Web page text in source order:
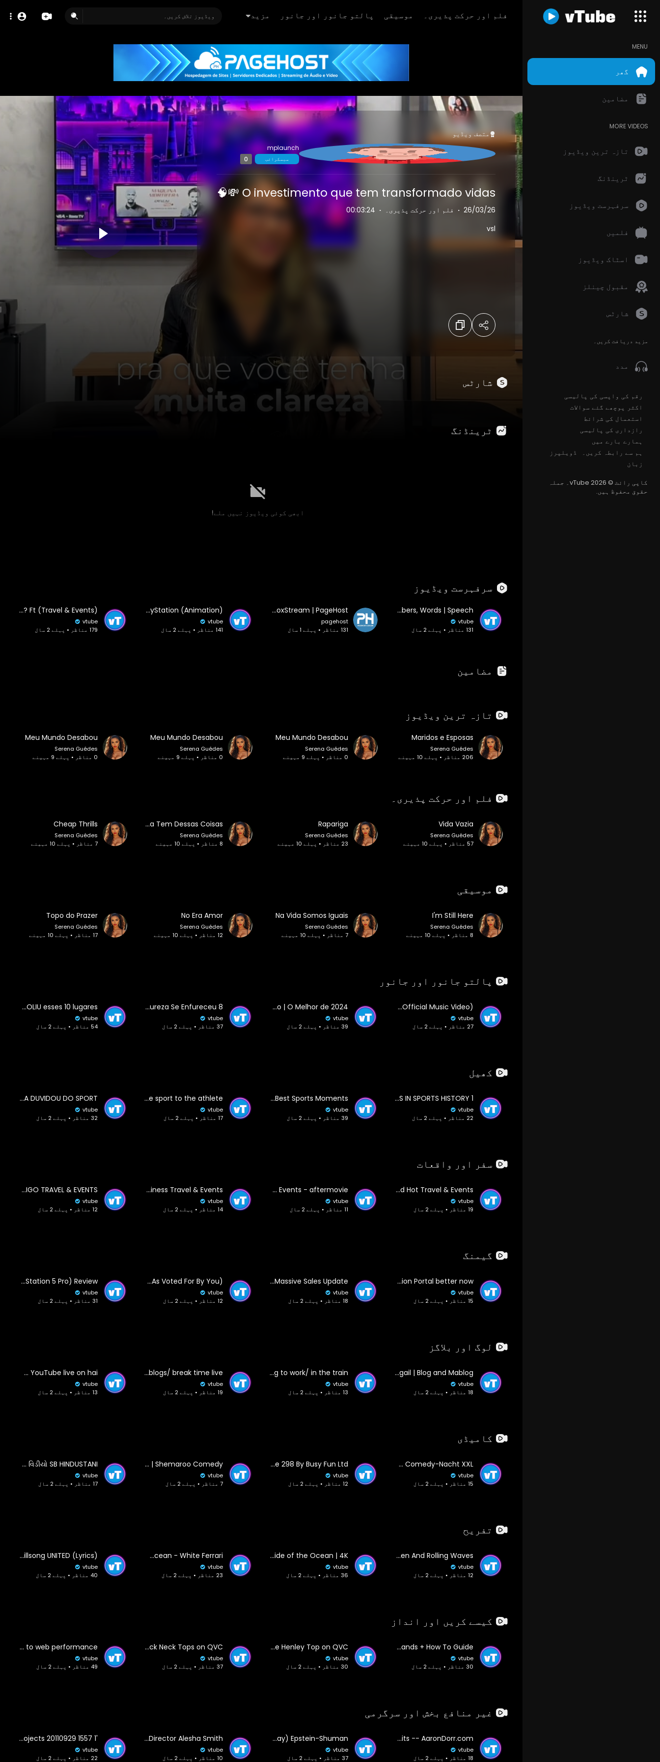
فلم اور حرکت پذیری۔ موسیقی پالتو جانور اور جانور مزید
MENU
گھر
مضامین
MORE VIDEOS
تازہ ترین ویڈیوز
ٹرینڈنگ
سرفہرست ویڈیوز
فلمیں
اسٹاک ویڈیوز
مقبول چینلز
شارٹس
مزید دریافت کریں۔
مدد
رقم کی واپسی کی پالیسی
اکثر پوچھے گئے سوالات
استعمال کی شرائط
رازداری کی پالیسی
ہمارے بارے میں
ہم سے رابطہ کریں۔
ڈویلپرز
زبان
کاپی رائٹ © 2026 vTube۔ جملہ
حقوق محفوظ ہیں.
متصف ویڈیو
mplaunch
سبسکرائب 0
O investimento que tem transformado vidas 💸🧠
26/03/26
· فلم اور حرکت پذیری۔ ·
00:03:24
vsl
شارٹس
ٹرینڈنگ
ابھی کوئی ویڈیوز نہیں ملے!
سرفہرست ویڈیوز
What Is The YouTube Category? Ft (Travel & Events)
vtube
179 مناظر • پہلے 2 سال
Evolution of PlayStation (Animation)
vtube
141 مناظر • پہلے 2 سال
Apresentação do Painel de Streaming de Áudio VoxStream | PageHost
pagehost
131 مناظر • پہلے 1 سال
Learning Videos for Toddlers | Animal Sounds, Farm Animals, Learn Colors, Numbers, Words | Speech
vtube
131 مناظر • پہلے 2 سال
مضامین
تازہ ترین ویڈیوز
Meu Mundo Desabou
Serena Guédes
0 مناظر • پہلے 9 مہینے
Meu Mundo Desabou
Serena Guédes
0 مناظر • پہلے 9 مہینے
Meu Mundo Desabou
Serena Guédes
0 مناظر • پہلے 9 مہینے
Maridos e Esposas
Serena Guédes
206 مناظر • پہلے 10 مہینے
فلم اور حرکت پذیری۔
Cheap Thrills
Serena Guédes
7 مناظر • پہلے 10 مہینے
A Vida Tem Dessas Coisas
Serena Guédes
8 مناظر • پہلے 10 مہینے
Rapariga
Serena Guédes
23 مناظر • پہلے 10 مہینے
Vida Vazia
Serena Guédes
57 مناظر • پہلے 10 مہینے
موسیقی
Topo do Prazer
Serena Guédes
17 مناظر • پہلے 10 مہینے
No Era Amor
Serena Guédes
12 مناظر • پہلے 10 مہینے
Na Vida Somos Iguais
Serena Guédes
7 مناظر • پہلے 10 مہینے
I'm Still Here
Serena Guédes
8 مناظر • پہلے 10 مہینے
پالتو جانور اور جانور
A natureza ENGOLIU esses 10 lugares
vtube
54 مناظر • پہلے 2 سال
8 Momentos em Que a Mãe Natureza Se Enfureceu
vtube
37 مناظر • پہلے 2 سال
Momentos na Natureza Que Acontecem uma Vez em um Bilhão | O Melhor de 2024
vtube
39 مناظر • پہلے 2 سال
Tino Militina - Natureza (Official Music Video)
vtube
27 مناظر • پہلے 2 سال
کھیل
OLHA O QUE ACONTECEU QUANDO A MÍDIA DUVIDOU DO SPORT
vtube
32 مناظر • پہلے 2 سال
Match the sport to the athlete!
vtube
17 مناظر • پہلے 2 سال
World's Best Sports Moments!
vtube
39 مناظر • پہلے 2 سال
1 IN A MILLION MOMENTS IN SPORTS HISTORY
vtube
22 مناظر • پہلے 2 سال
سفر اور واقعات
Top Best Countries to Travel to Latin America / INDIGO TRAVEL & EVENTS
vtube
12 مناظر • پہلے 2 سال
SMT Business Travel & Events
vtube
14 مناظر • پہلے 2 سال
KRAKOVANJE 2015 powered by Rapsody Travel & Events - aftermovie
vtube
11 مناظر • پہلے 2 سال
Red Hot Travel & Events
vtube
19 مناظر • پہلے 2 سال
گیمنگ
PS5 Pro (PlayStation 5 Pro) Review
vtube
31 مناظر • پہلے 2 سال
Top 30 PlayStation Games Of All Time (As Voted For By You)
vtube
12 مناظر • پہلے 2 سال
PlayStation Just Officially Confirmed It - Another PlayStation Leak, Massive Sales Update
vtube
18 مناظر • پہلے 2 سال
Is the PlayStation Portal better now? ☁️
vtube
15 مناظر • پہلے 2 سال
لوگ اور بلاگز
People and blogs# YouTube live on hai
vtube
13 مناظر • پہلے 2 سال
people and blogs/ break time live
vtube
19 مناظر • پہلے 2 سال
people and blogs/ going to work/ in the train
vtube
13 مناظر • پہلے 2 سال
And a Well Done for Abigail | Blog and Mablog
vtube
18 مناظر • پہلے 2 سال
کامیڈی
દલાલ ની કમાલ//Gujarati Comedy Video//કોમેડી વિડીયો SB HINDUSTANI
vtube
17 مناظر • پہلے 2 سال
Top 10 Comedy Scenes | Best Of Comedy Scenes | धमाल लोटपोट करदेने वाली कॉमेडी | Shemaroo Comedy
vtube
7 مناظر • پہلے 2 سال
Top New Comedy Video Amazing Funny Video 😂 Try To Not Laugh Episode 298 By Busy Fun Ltd
vtube
12 مناظر • پہلے 2 سال
1LIVE Köln Comedy-Nacht XXL 2024 | Ganze Folge - Die Koeln Comedy-Nacht XXL
vtube
15 مناظر • پہلے 2 سال
تفریح
Oceans - Hillsong UNITED (Lyrics)
vtube
40 مناظر • پہلے 2 سال
Frank Ocean - White Ferrari
vtube
23 مناظر • پہلے 2 سال
The Dark Side of the Ocean | 4K |
vtube
36 مناظر • پہلے 2 سال
Ocean Sounds For Deep Sleeping With A Dark Screen And Rolling Waves
vtube
12 مناظر • پہلے 2 سال
کیسے کریں اور انداز
The ultimate guide to web performance
vtube
49 مناظر • پہلے 2 سال
Denim & Co. Essentials 3-Pack Perfect Jersey Long Slv Mock Neck Tops on QVC
vtube
37 مناظر • پہلے 2 سال
Denim & Co. Essentials Heavenly Jersey Long Sleeve Henley Top on QVC
vtube
30 مناظر • پہلے 2 سال
Tone of Voice of Famous Brands + How To Guide
vtube
30 مناظر • پہلے 2 سال
غیر منافع بخش اور سرگرمی
'Cloud Computing' for Non Profits, Community & Activist Projects 20110929 1557 1
vtube
22 مناظر • پہلے 2 سال
A Candid Conversation On Activism, Non-Profits, and Faith with Non-Profit Director Alesha Smith
vtube
10 مناظر • پہلے 2 سال
Career Inspiration: Activism and internship at nonprofits with Rachel (Ray) Epstein-Shuman
vtube
37 مناظر • پہلے 2 سال
Effective Grassroots Lobby Techniques for Activists and Non-Profits -- AaronDorr.com
vtube
18 مناظر • پہلے 2 سال